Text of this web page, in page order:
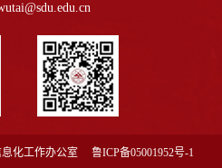
息化工作办公室 鲁ICP备05001952号-1